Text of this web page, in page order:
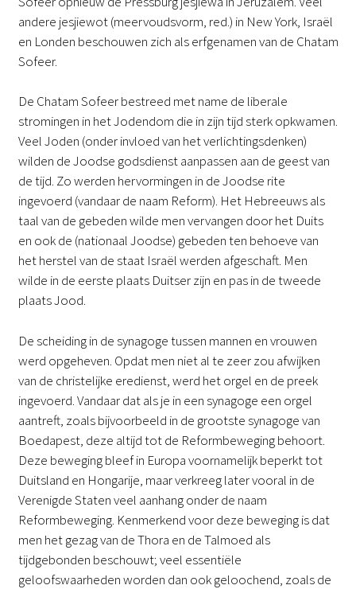
andere jesjiewot (meervoudsvorm, red.) in New York, Israël
en Londen beschouwen zich als erfgenamen van de Chatam
Sofeer.
De Chatam Sofeer bestreed met name de liberale
stromingen in het Jodendom die in zijn tijd sterk opkwamen.
Veel Joden (onder invloed van het verlichtingsdenken)
wilden de Joodse godsdienst aanpassen aan de geest van
de tijd. Zo werden hervormingen in de Joodse rite
ingevoerd (vandaar de naam Reform). Het Hebreeuws als
taal van de gebeden wilde men vervangen door het Duits
en ook de (nationaal Joodse) gebeden ten behoeve van
het herstel van de staat Israël werden afgeschaft. Men
wilde in de eerste plaats Duitser zijn en pas in de tweede
plaats Jood.
De scheiding in de synagoge tussen mannen en vrouwen
werd opgeheven. Opdat men niet al te zeer zou afwijken
van de christelijke eredienst, werd het orgel en de preek
ingevoerd. Vandaar dat als je in een synagoge een orgel
aantreft, zoals bijvoorbeeld in de grootste synagoge van
Boedapest, deze altijd tot de Reformbeweging behoort.
Deze beweging bleef in Europa voornamelijk beperkt tot
Duitsland en Hongarije, maar verkreeg later vooral in de
Verenigde Staten veel aanhang onder de naam
Reformbeweging. Kenmerkend voor deze beweging is dat
men het gezag van de Thora en de Talmoed als
tijdgebonden beschouwt; veel essentiële
geloofswaarheden worden dan ook geloochend, zoals de